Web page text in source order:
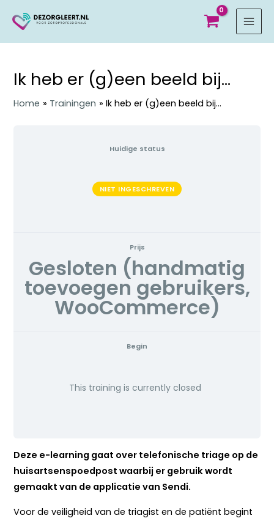
Ik heb er (g)een beeld bij…
Home Trainingen Ik heb er (g)een beeld bij…
Huidige status
NIET INGESCHREVEN
Prijs
Gesloten (handmatig
toevoegen gebruikers,
WooCommerce)
Begin
This training is currently closed
Deze e-learning gaat over telefonische triage op de
huisartsenspoedpost waarbij er gebruik wordt
gemaakt van de applicatie van Sendi.
Voor de veiligheid van de triagist en de patiënt begint